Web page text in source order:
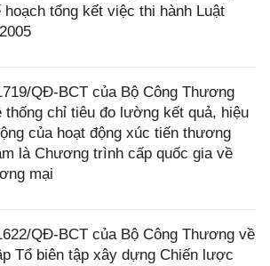
hoạch tổng kết việc thi hành Luật
QĐ-BCT của Bộ Công Thương
thống chỉ tiêu đo lường kết quả, hiệu
của hoạt động xúc tiến thương
là Chương trình cấp quốc gia về
mại
QĐ-BCT của Bộ Công Thương về
Tổ biên tập xây dựng Chiến lược